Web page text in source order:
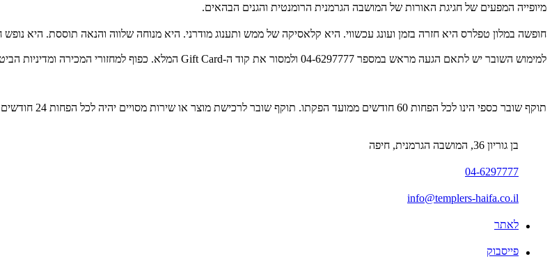
מיופייה המפעים של חגיגת האורות של המושבה הגרמנית הרומנטית והגנים הבהאים.
חופשה במלון טפלרס היא חזרה בזמן ועונג עכשווי. היא קלאסיקה של ממש ותענוג מודרני. היא מנוחה שלווה והנאה תוססת. היא
למימוש השובר יש לתאם הגעה מראש במספר 04-6297777 ולמסור את קוד ה-Gift Card המלא. כפוף למחזורי המכירה ומדיניות הביטולים של המלון.
תוקף שובר כספי הינו לכל הפחות 60 חודשים ממועד הפקתו. תוקף שובר לרכישת מוצר או שירות מסויים יהיה לכל הפחות 24 חודשים ממועד הפקתו
בן גוריון 36, המושבה הגרמנית, חיפה
04-6297777
info@templers-haifa.co.il
לאתר
פייסבוק